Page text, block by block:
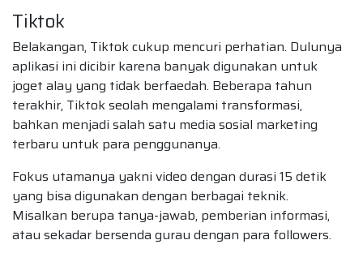
Tiktok
Belakangan, Tiktok cukup mencuri perhatian. Dulunya
aplikasi ini dicibir karena banyak digunakan untuk
joget alay yang tidak berfaedah. Beberapa tahun
terakhir, Tiktok seolah mengalami transformasi,
bahkan menjadi salah satu media sosial marketing
terbaru untuk para penggunanya.
Fokus utamanya yakni video dengan durasi 15 detik
yang bisa digunakan dengan berbagai teknik.
Misalkan berupa tanya-jawab, pemberian informasi,
atau sekadar bersenda gurau dengan para followers.